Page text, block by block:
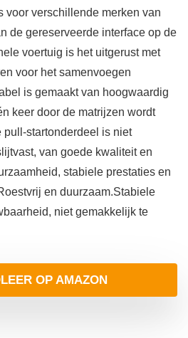
voor verschillende merken van
de gereserveerde interface op de
voertuig is het uitgerust met
voor het samenvoegen
is gemaakt van hoogwaardig
keer door de matrijzen wordt
pull-startonderdeel is niet
van goede kwaliteit en
stabiele prestaties en
en duurzaam.Stabiele
niet gemakkelijk te
OP AMAZON